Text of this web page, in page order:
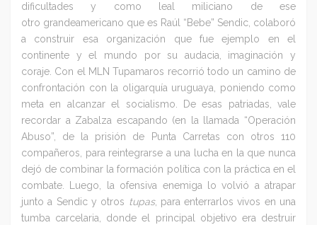
dificultades y como leal miliciano de ese
otro grandeamericano que es Raúl “Bebe” Sendic, colaboró
a construir esa organización que fue ejemplo en el
continente y el mundo por su audacia, imaginación y
coraje. Con el MLN Tupamaros recorrió todo un camino de
confrontación con la oligarquía uruguaya, poniendo como
meta en alcanzar el socialismo. De esas patriadas, vale
recordar a Zabalza escapando (en la llamada “Operación
Abuso”, de la prisión de Punta Carretas con otros 110
compañeros, para reintegrarse a una lucha en la que nunca
dejó de combinar la formación política con la práctica en el
combate. Luego, la ofensiva enemiga lo volvió a atrapar
junto a Sendic y otros tupas, para enterrarlos vivos en una
tumba carcelaria, donde el principal objetivo era destruir